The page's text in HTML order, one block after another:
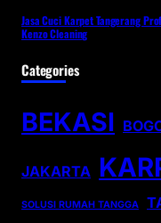
Jasa Cuci Karpet Tangerang
Kenzo Cleaning
Categories
BEKASI
JAKARTA
SOLUSI RUMAH TANGGA